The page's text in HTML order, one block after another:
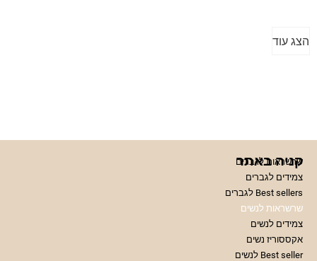
הצג עוד
קניה באתר
שרשראות לגברים
צמידים לגברים
Best sellers לגברים
שרשראות לנשים
צמידים לנשים
אקססוריז נשים
Best seller לנשים